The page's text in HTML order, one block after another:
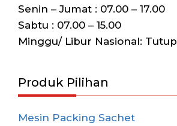
Senin – Jumat : 07.00 – 17.00
Sabtu : 07.00 – 15.00
Minggu/ Libur Nasional: Tutup
Produk Pilihan
Mesin Packing Sachet